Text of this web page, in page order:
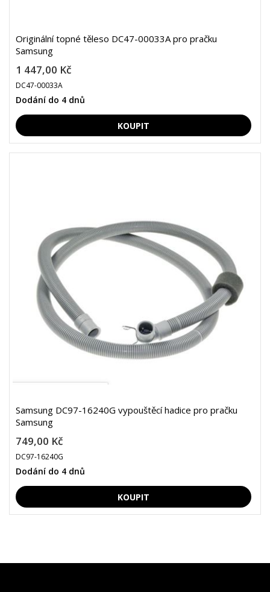
Originální topné těleso DC47-00033A pro pračku
Samsung
1 447,00 Kč
DC47-00033A
Dodání do 4 dnů
Samsung DC97-16240G vypouštěcí hadice pro pračku
Samsung
749,00 Kč
DC97-16240G
Dodání do 4 dnů